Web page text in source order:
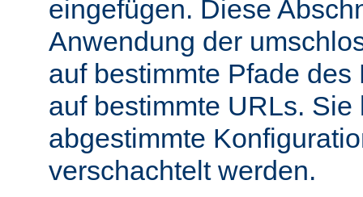
eingefügen. Diese
Anwendung der
auf bestimmte Pfade
auf bestimmte URLs.
abgestimmte
verschachtelt werden.